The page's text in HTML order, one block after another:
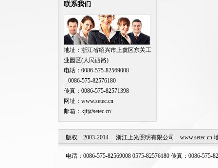
联系我们
地址：浙江省绍兴市上虞区东关工
业园区(人民西路)
电话：0086-575-82569008
0086-575-82576180
传真：0086-575-82571398
网址：www.setec.cn
邮箱：kjf@setec.cn
版权 2003-2014 浙江上光照明有限公司 www.setec.cn
电话：0086-575-82569008 0575-82576180 传真：0086-575-